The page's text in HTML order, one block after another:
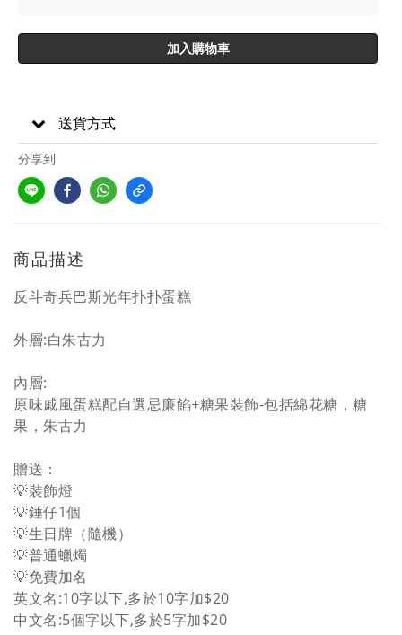
加入購物車
送貨方式
分享到
商品描述
反斗奇兵巴斯光年扑扑蛋糕
外層:白朱古力
內層:
原味戚風蛋糕配自選忌廉餡+糖果裝飾-包括綿花糖，糖
果，朱古力
贈送：
💡裝飾燈
💡錘仔1個
💡生日牌（隨機）
💡普通蠟燭
💡免費加名
英文名:10字以下,多於10字加$20
中文名:5個字以下,多於5字加$20